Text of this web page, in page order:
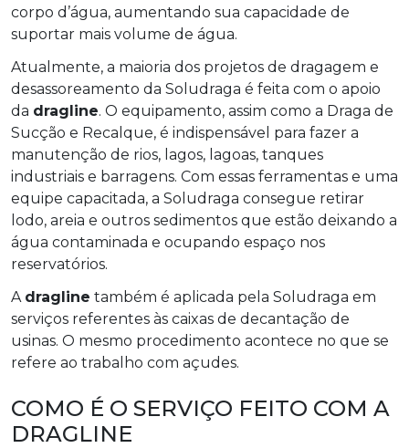
corpo d’água, aumentando sua capacidade de
suportar mais volume de água.
Atualmente, a maioria dos projetos de dragagem e
desassoreamento da Soludraga é feita com o apoio
da dragline. O equipamento, assim como a Draga de
Sucção e Recalque, é indispensável para fazer a
manutenção de rios, lagos, lagoas, tanques
industriais e barragens. Com essas ferramentas e uma
equipe capacitada, a Soludraga consegue retirar
lodo, areia e outros sedimentos que estão deixando a
água contaminada e ocupando espaço nos
reservatórios.
A dragline também é aplicada pela Soludraga em
serviços referentes às caixas de decantação de
usinas. O mesmo procedimento acontece no que se
refere ao trabalho com açudes.
COMO É O SERVIÇO FEITO COM A
DRAGLINE